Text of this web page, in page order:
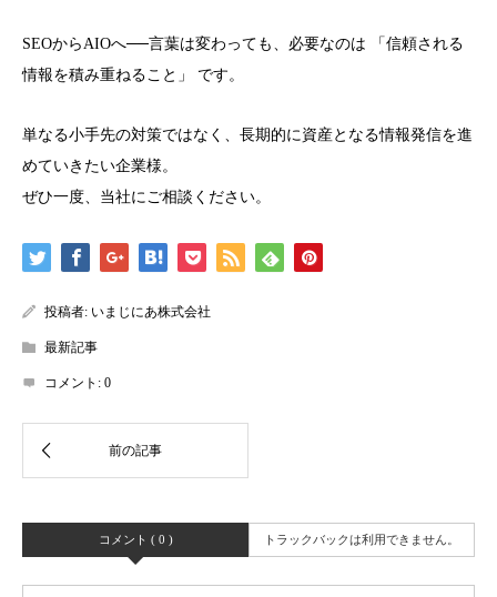
SEOからAIOへ──言葉は変わっても、必要なのは 「信頼される
情報を積み重ねること」 です。
単なる小手先の対策ではなく、長期的に資産となる情報発信を進
めていきたい企業様。
ぜひ一度、当社にご相談ください。
投稿者: いまじにあ株式会社
最新記事
コメント: 0
コメント ( 0 ) トラックバックは利用できません。